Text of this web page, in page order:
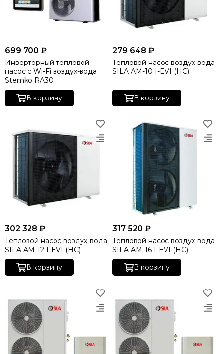
699 700 ₽
Инверторный тепловой
насос с Wi-Fi воздух-вода
Stemko RA30
В корзину
279 648 ₽
Тепловой насос воздух-вода
SILA AM-10 I-EVI (HC)
В корзину
302 328 ₽
Тепловой насос воздух-вода
SILA AM-12 I-EVI (HC)
В корзину
317 520 ₽
Тепловой насос воздух-вода
SILA AM-16 I-EVI (HC)
В корзину